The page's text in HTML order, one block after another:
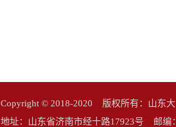
Copyright © 2018-2020 版权所有：山东
地址：山东省济南市经十路17923号 邮